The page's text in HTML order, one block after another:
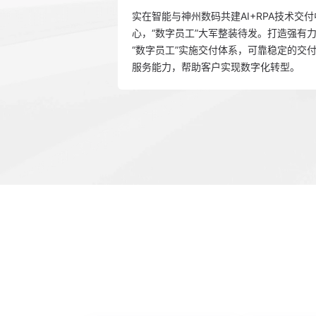
实在智能与神州数码共建AI+RPA技术交付
心，“数字员工”大军整装待发。打造强有
“数字员工”实施交付体系，可靠稳定的交
服务能力，帮助客户实现数字化转型。